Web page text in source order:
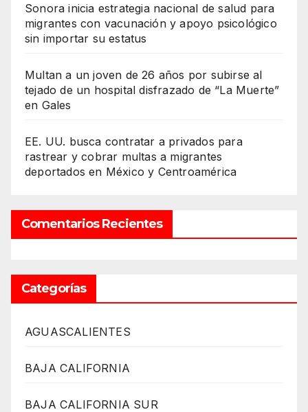
Sonora inicia estrategia nacional de salud para
migrantes con vacunación y apoyo psicológico
sin importar su estatus
Multan a un joven de 26 años por subirse al
tejado de un hospital disfrazado de “La Muerte”
en Gales
EE. UU. busca contratar a privados para
rastrear y cobrar multas a migrantes
deportados en México y Centroamérica
Comentarios Recientes
Categorías
AGUASCALIENTES
BAJA CALIFORNIA
BAJA CALIFORNIA SUR